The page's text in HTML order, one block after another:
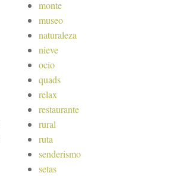
monte
museo
naturaleza
nieve
ocio
quads
relax
restaurante
rural
ruta
senderismo
setas